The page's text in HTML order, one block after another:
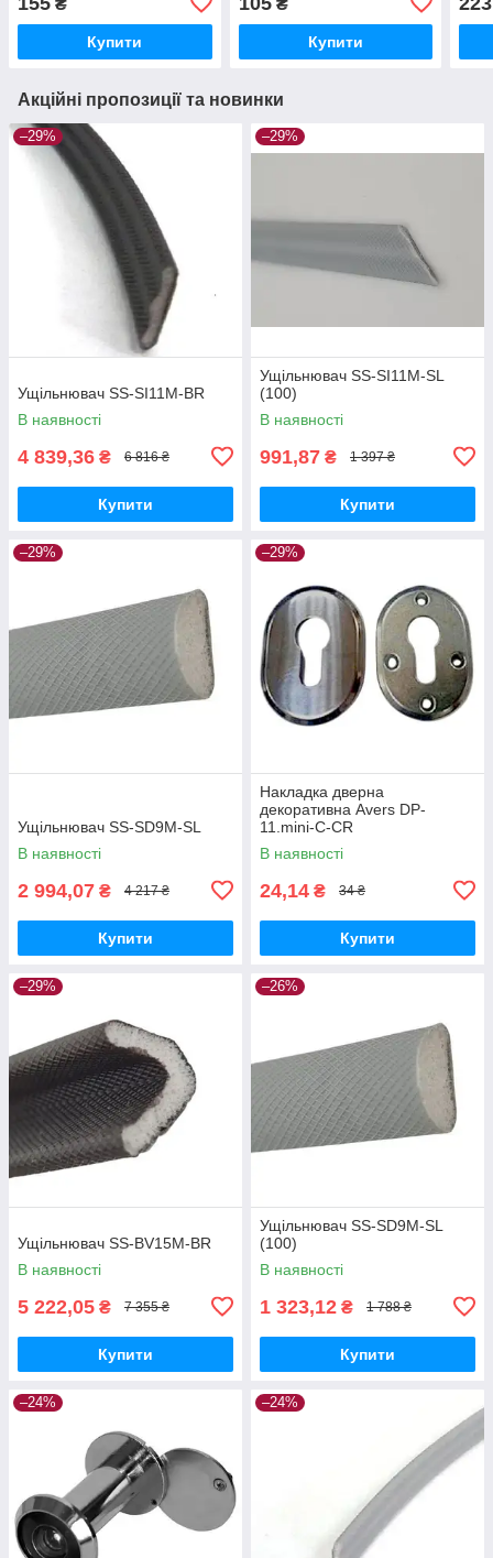
Купити Купити
Акційні пропозиції та новинки
–29%
Ущільнювач SS-SI11M-BR
В наявності
4 839,36 ₴ 6 816 ₴
Купити
–29%
Ущільнювач SS-SI11M-SL
(100)
В наявності
991,87 ₴ 1 397 ₴
Купити
–29%
Ущільнювач SS-SD9M-SL
В наявності
2 994,07 ₴ 4 217 ₴
Купити
–29%
Накладка дверна
декоративна Avers DP-
11.mini-С-CR
В наявності
24,14 ₴ 34 ₴
Купити
–29%
Ущільнювач SS-BV15M-BR
В наявності
5 222,05 ₴ 7 355 ₴
Купити
–26%
Ущільнювач SS-SD9M-SL
(100)
В наявності
1 323,12 ₴ 1 788 ₴
Купити
–24% –24%